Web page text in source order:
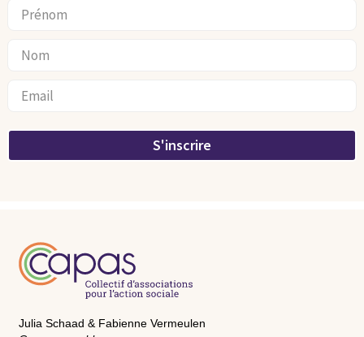
S'inscrire
Julia Schaad & Fabienne Vermeulen